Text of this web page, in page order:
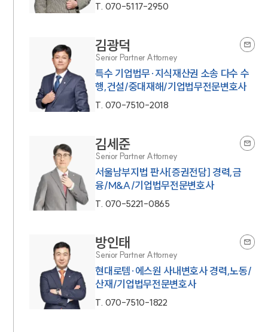
T. 070-5117-2950
김광덕
Senior Partner Attorney
특수 기업법무·지식재산권 소송 다수 수
행,건설/중대재해/기업법무전문변호사
T. 070-7510-2018
김세준
Senior Partner Attorney
서울남부지법 판사[증권전담] 경력,금
융/M&A/기업법무전문변호사
T. 070-5221-0865
방인태
Senior Partner Attorney
현대로템·에스원 사내변호사 경력,노동/
산재/기업법무전문변호사
T. 070-7510-1822